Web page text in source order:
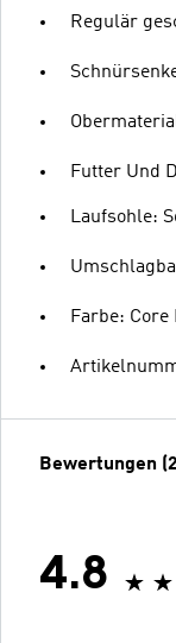
Regulär
Futter Und
Laufsohle:
Farbe:
Bewertungen
4.8